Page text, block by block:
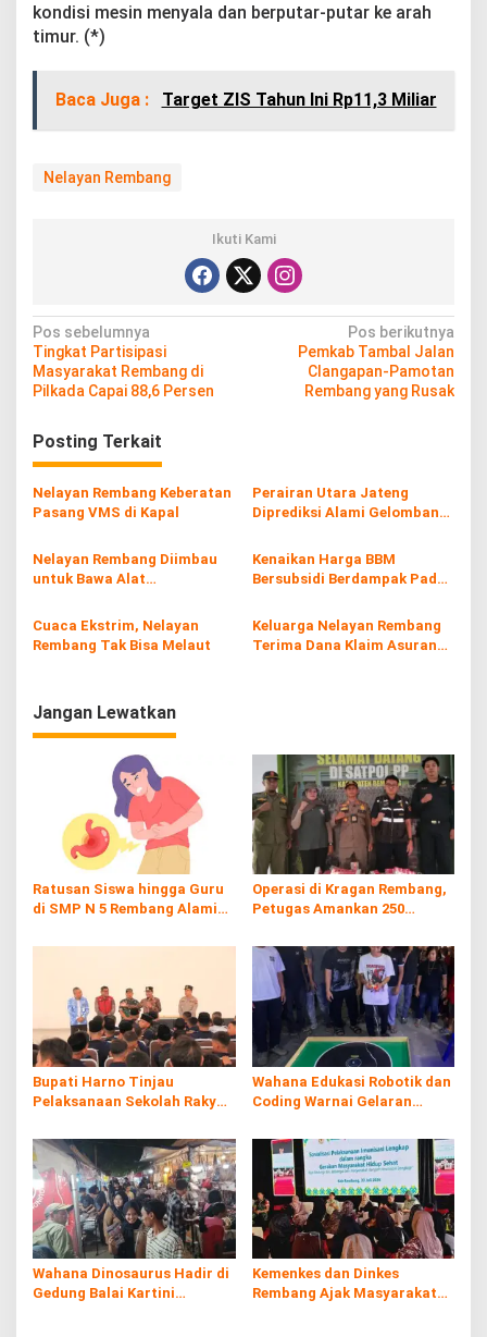
kondisi mesin menyala dan berputar-putar ke arah
timur. (*)
Baca Juga : Target ZIS Tahun Ini Rp11,3 Miliar
Nelayan Rembang
Ikuti Kami
N
a
v
i
g
a
s
i
p
s
Pos sebelumnya
Tingkat Partisipasi
Masyarakat Rembang di
Pilkada Capai 88,6 Persen
Pos berikutnya
Pemkab Tambal Jalan
Clangapan-Pamotan
Rembang yang Rusak
Posting Terkait
Nelayan Rembang Keberatan
Pasang VMS di Kapal
Perairan Utara Jateng
Diprediksi Alami Gelombang
Diimbau Waspada
Nelayan Rembang Diimbau
untuk Bawa Alat
Kenaikan Harga BBM
Bersubsidi Berdampak Pada
Cuaca Ekstrim, Nelayan
Rembang Tak Bisa Melaut
Keluarga Nelayan Rembang
Terima Dana Klaim Asuransi
Jangan Lewatkan
Ratusan Siswa hingga Guru
di SMP N 5 Rembang Alami
Operasi di Kragan Rembang,
Petugas Amankan 250
Bupati Harno Tinjau
Pelaksanaan Sekolah Rakyat
Wahana Edukasi Robotik dan
Coding Warnai Gelaran
Wahana Dinosaurus Hadir di
Gedung Balai Kartini
Kemenkes dan Dinkes
Rembang Ajak Masyarakat